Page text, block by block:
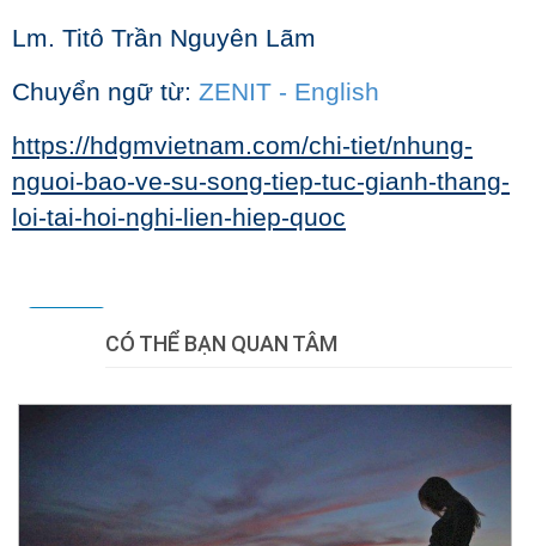
Lm. Titô Trần Nguyên Lãm
Chuyển ngữ từ: ZENIT - English
https://hdgmvietnam.com/chi-tiet/nhung-
nguoi-bao-ve-su-song-tiep-tuc-gianh-thang-
loi-tai-hoi-nghi-lien-hiep-quoc
CÓ THỂ BẠN QUAN TÂM